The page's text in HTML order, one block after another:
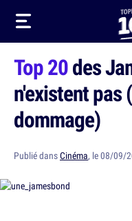
Top 20des
n'existent pas
dommage)
Publié dansCinéma, le 08/09/